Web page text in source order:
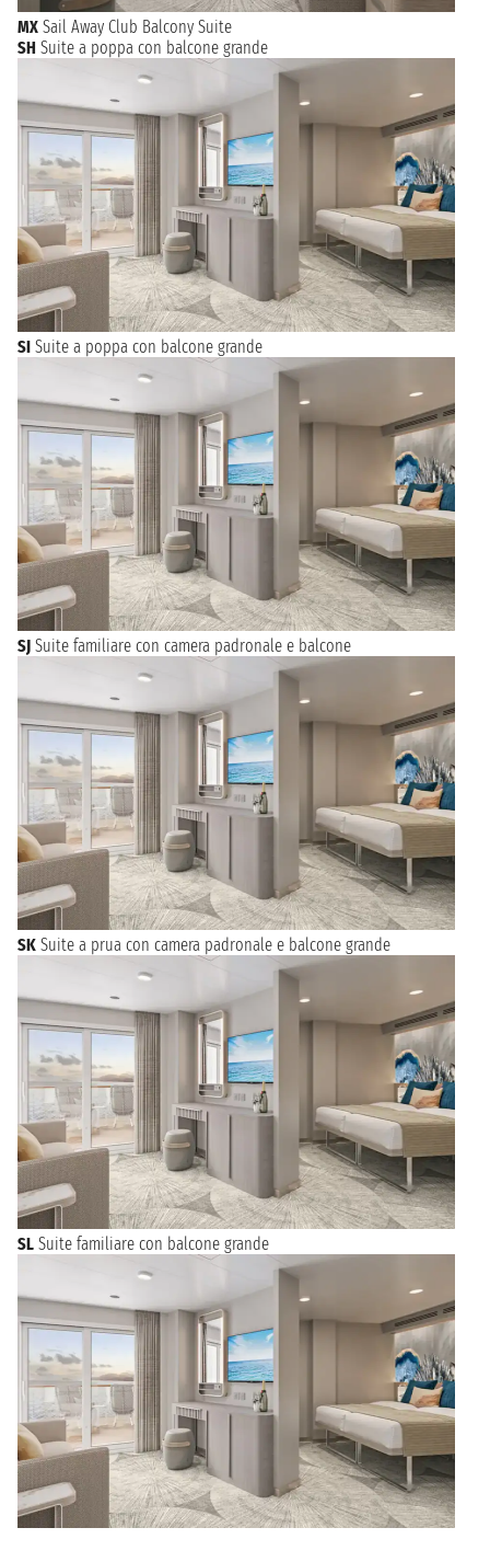
MX Sail Away Club Balcony Suite
SH Suite a poppa con balcone grande
SI Suite a poppa con balcone grande
SJ Suite familiare con camera padronale e balcone
SK Suite a prua con camera padronale e balcone grande
SL Suite familiare con balcone grande